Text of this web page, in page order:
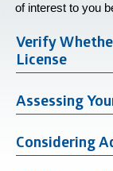
of interest to you
Verify
License
Assessing
Considering